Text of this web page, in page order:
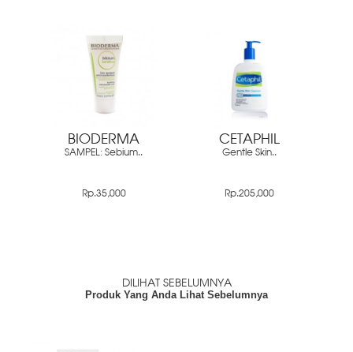
BIODERMA
SAMPEL: Sebium..
Rp.35,000
CETAPHIL
Gentle Skin..
Rp.205,000
DILIHAT SEBELUMNYA
Produk Yang Anda Lihat Sebelumnya